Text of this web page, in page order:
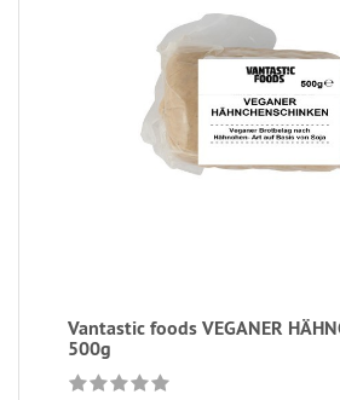
Vantastic foods VEGANER
500g